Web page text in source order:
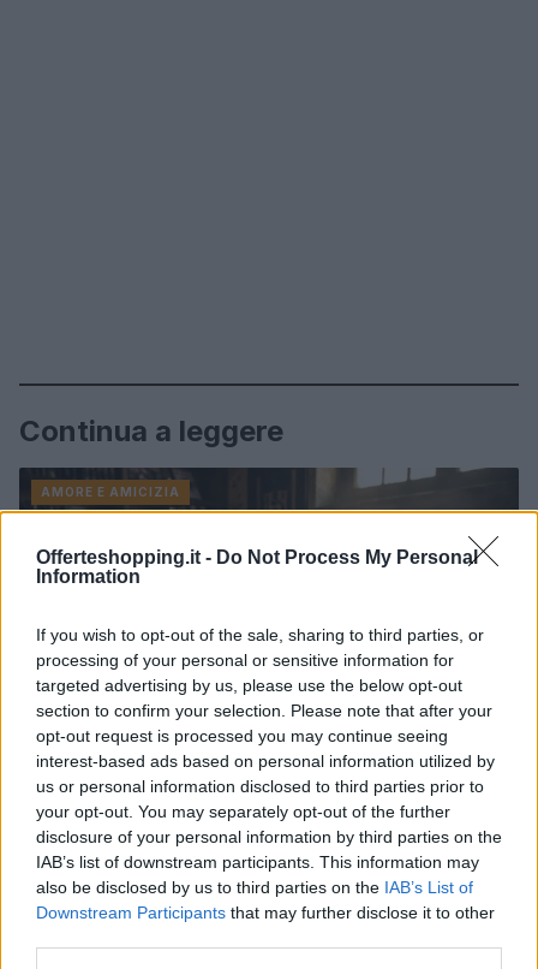
Offerteshopping.it - Do Not Process My Personal
Information
If you wish to opt-out of the sale, sharing to third parties, or
processing of your personal or sensitive information for
targeted advertising by us, please use the below opt-out
section to confirm your selection. Please note that after your
opt-out request is processed you may continue seeing
interest-based ads based on personal information utilized by
us or personal information disclosed to third parties prior to
your opt-out. You may separately opt-out of the further
disclosure of your personal information by third parties on the
IAB’s list of downstream participants. This information may
also be disclosed by us to third parties on the IAB’s List of
Downstream Participants that may further disclose it to other
Continua a leggere
AMORE E AMICIZIA
Trasferimenti estivi: tutte le novità del calciomercato
italiano
Davide Ferraro · 24 Lug 2026